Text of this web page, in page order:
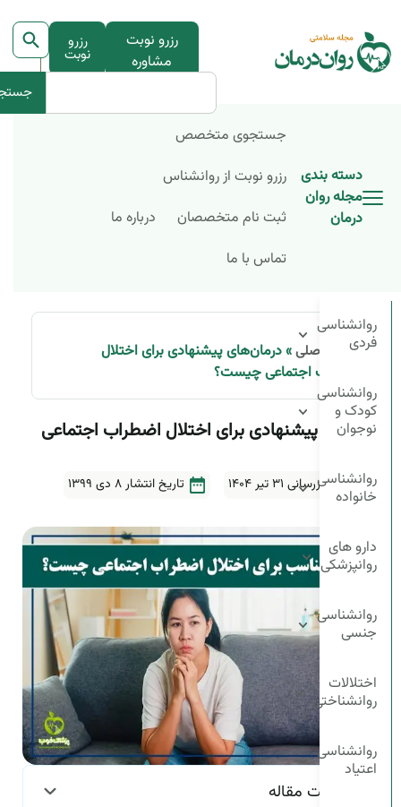
رزرو نوبت
مشاوره
رزرو
نوبت
دسته بندی
مجله روان
درمان
جستجوی متخصص
رزرو نوبت از روانشناس
ثبت نام متخصصان
درباره ما
تماس با ما
روانشناسی
فردی
روانشناسی
کودک و
نوجوان
روانشناسی
خانواده
دارو های
روانپزشکی
روانشناسی
جنسی
اختلالات
روانشناختی
روانشناسی
اعتیاد
صفحه اصلی»درمان‌های پیشنهادی برای اختلال
اضطراب اجتماعی چیست؟
درمان‌های پیشنهادی برای اختلال اضطراب اجتماعی
آخرین بروزرسانی ۳۱ تیر ۱۴۰۴ تاریخ انتشار8 دی 1399
فهرست مقاله